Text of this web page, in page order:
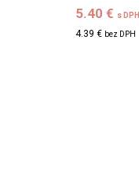
5.40 € s DPH
4.39 € bez DPH